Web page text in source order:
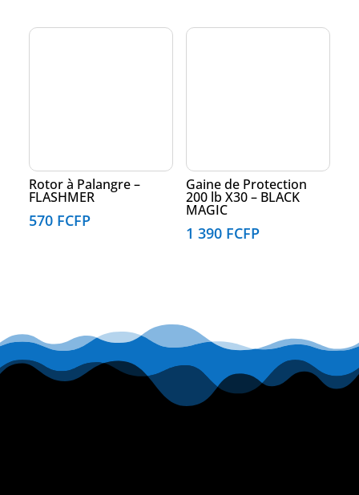
Rotor à Palangre –
FLASHMER
570 FCFP
Gaine de Protection
200 lb X30 – BLACK
MAGIC
1 390 FCFP